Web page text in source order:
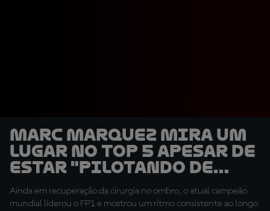
Marc Marquez mira um
lugar no top 5 apesar de
estar "pilotando de
forma estranha"
Ainda em recuperação da cirurgia no ombro, o atual campeão
mundial liderou o FP1 e mostrou um ritmo consistente ao longo